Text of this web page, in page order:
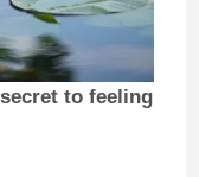
to feeling